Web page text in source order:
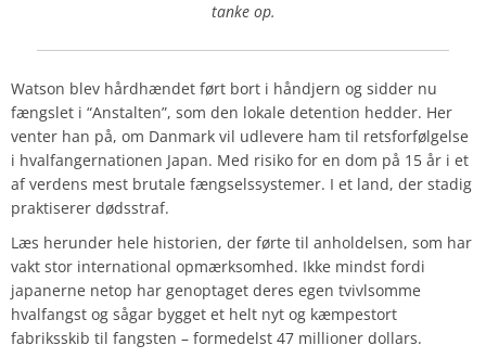
tanke op.
Watson blev hårdhændet ført bort i håndjern og sidder nu
fængslet i “Anstalten”, som den lokale detention hedder. Her
venter han på, om Danmark vil udlevere ham til retsforfølgelse
i hvalfangernationen Japan. Med risiko for en dom på 15 år i et
af verdens mest brutale fængselssystemer. I et land, der stadig
praktiserer dødsstraf.
Læs herunder hele historien, der førte til anholdelsen, som har
vakt stor international opmærksomhed. Ikke mindst fordi
japanerne netop har genoptaget deres egen tvivlsomme
hvalfangst og sågar bygget et helt nyt og kæmpestort
fabriksskib til fangsten – formedelst 47 millioner dollars.